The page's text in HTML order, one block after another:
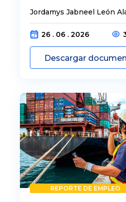
Jordamys Jabneel León
26 . 06 . 2026
Descargar
REPORTE DE EMPLEO